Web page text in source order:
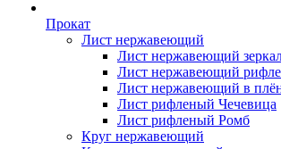
Прокат
Лист нержавеющий
Лист нержавеющий
Лист нержавеющий
Лист нержавеющий в
Лист рифленый Чечевица
Лист рифленый Ромб
Круг нержавеющий